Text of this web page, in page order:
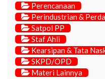
Perencanaan
Perindustrian &
Satpol PP
Staf Ahli
Kearsipan & Tata
SKPD/OPD
Materi Lainnya